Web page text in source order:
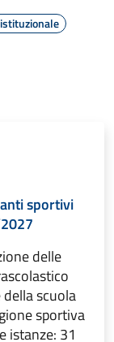
sportivi
delle
scuola
sportiva
istanze: 31